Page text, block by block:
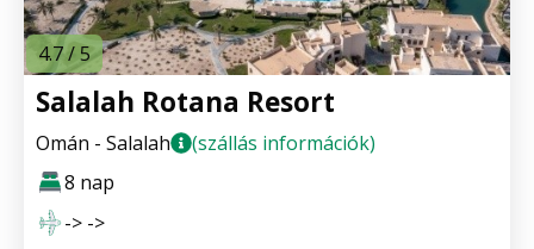
4.7 / 5
Salalah Rotana Resort
Omán - Salalah
(szállás információk)
8 nap
-> ->